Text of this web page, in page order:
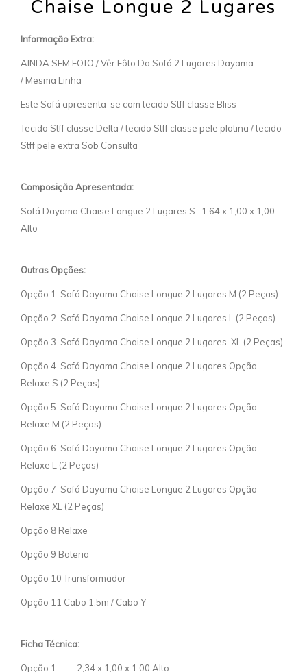
Chaise Longue 2 Lugares
Informação Extra:
AINDA SEM FOTO / Vêr Fôto Do Sofá 2 Lugares Dayama
/ Mesma Linha
Este Sofá apresenta-se com tecido Stff classe Bliss
Tecido Stff classe Delta / tecido Stff classe pele platina / tecido
Stff pele extra Sob Consulta
Composição Apresentada:
Sofá Dayama Chaise Longue 2 Lugares S 1,64 x 1,00 x 1,00
Alto
Outras Opções:
Opção 1 Sofá Dayama Chaise Longue 2 Lugares M (2 Peças)
Opção 2 Sofá Dayama Chaise Longue 2 Lugares L (2 Peças)
Opção 3 Sofá Dayama Chaise Longue 2 Lugares XL (2 Peças)
Opção 4 Sofá Dayama Chaise Longue 2 Lugares Opção
Relaxe S (2 Peças)
Opção 5 Sofá Dayama Chaise Longue 2 Lugares Opção
Relaxe M (2 Peças)
Opção 6 Sofá Dayama Chaise Longue 2 Lugares Opção
Relaxe L (2 Peças)
Opção 7 Sofá Dayama Chaise Longue 2 Lugares Opção
Relaxe XL (2 Peças)
Opção 8 Relaxe
Opção 9 Bateria
Opção 10 Transformador
Opção 11 Cabo 1,5m / Cabo Y
Ficha Técnica:
Opção 1 2,34 x 1,00 x 1,00 Alto